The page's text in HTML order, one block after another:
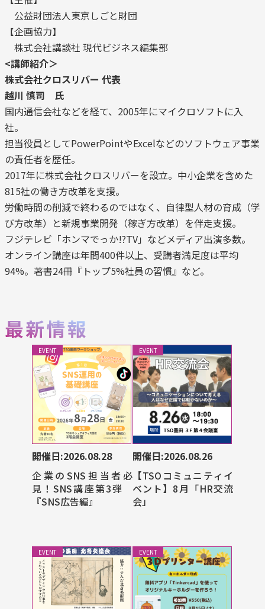
公益財団法人東京しごと財団
【企画協力】
株式会社講談社 現代ビジネス編集部
<講師紹介＞
株式会社クロスリバー 代表
越川 慎司 氏
国内通信会社などを経て、2005年にマイクロソフトに入
社。
担当役員としてPowerPointやExcelなどのソフトウェア事業
の責任者を歴任。
2017年に株式会社クロスリバーを設立。中小企業を含めた
815社の働き方改革を支援。
労働時間の削減で終わるのではなく、 自律型人材の育成（学
び方改革）と新規事業開発（稼ぎ方改革） を伴走支援。
フジテレビ「ホンマでっか!?TV」 などメディア出演多数。
オンライン講座は年間400件以上、 受講者満足度は平均
94%。著書24冊『トップ5%社員の習慣』 など。
EVENT
企業のSNS担当者必
見！SNS講座第3弾
『SNS広告編』
開催日:2026.08.28
EVENT
【TSOコミュニティイ
ベント】8月「HR交流
会」
開催日:2026.08.26
EVENT EVENT